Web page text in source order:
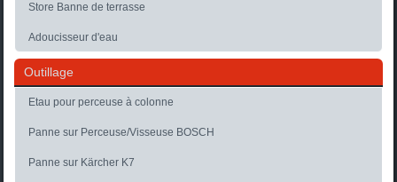
Store Banne de terrasse
Adoucisseur d'eau
Outillage
Etau pour perceuse à colonne
Panne sur Perceuse/Visseuse BOSCH
Panne sur Kärcher K7